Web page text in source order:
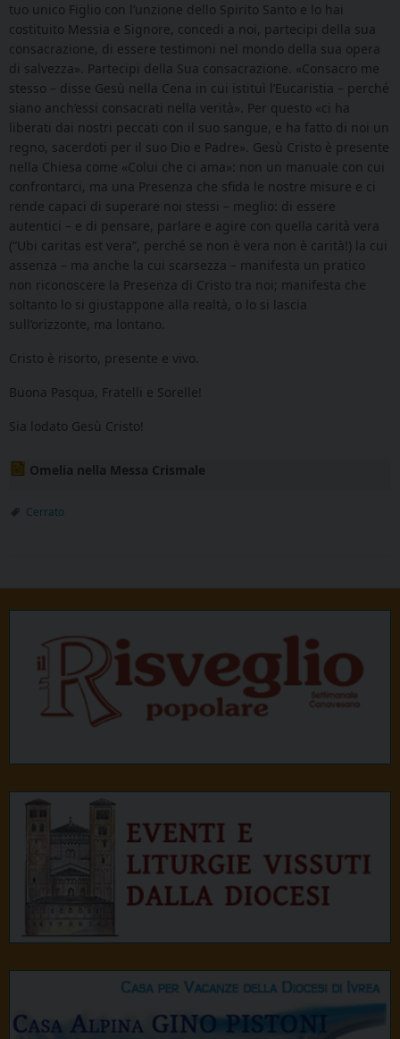
tuo unico Figlio con l’unzione dello Spirito Santo e lo hai
costituito Messia e Signore, concedi a noi, partecipi della sua
consacrazione, di essere testimoni nel mondo della sua opera
di salvezza». Partecipi della Sua consacrazione. «Consacro me
stesso – disse Gesù nella Cena in cui istituì l’Eucaristia – perché
siano anch’essi consacrati nella verità». Per questo «ci ha
liberati dai nostri peccati con il suo sangue, e ha fatto di noi un
regno, sacerdoti per il suo Dio e Padre». Gesù Cristo è presente
nella Chiesa come «Colui che ci ama»: non un manuale con cui
confrontarci, ma una Presenza che sfida le nostre misure e ci
rende capaci di superare noi stessi – meglio: di essere
autentici – e di pensare, parlare e agire con quella carità vera
(“Ubi caritas est vera”, perché se non è vera non è carità!) la cui
assenza – ma anche la cui scarsezza – manifesta un pratico
non riconoscere la Presenza di Cristo tra noi; manifesta che
soltanto lo si giustappone alla realtà, o lo si lascia
sull’orizzonte, ma lontano.
Cristo è risorto, presente e vivo.
Buona Pasqua, Fratelli e Sorelle!
Sia lodato Gesù Cristo!
Omelia nella Messa Crismale
Cerrato